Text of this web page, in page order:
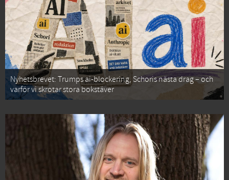
Nyhetsbrevet: Trumps ai-blockering, Schoris nästa drag – och
varför vi skrotar stora bokstäver